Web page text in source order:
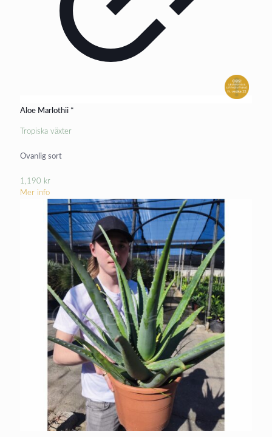
Aloe Marlothii *
Tropiska växter
Ovanlig sort
1,190 kr
Mer info